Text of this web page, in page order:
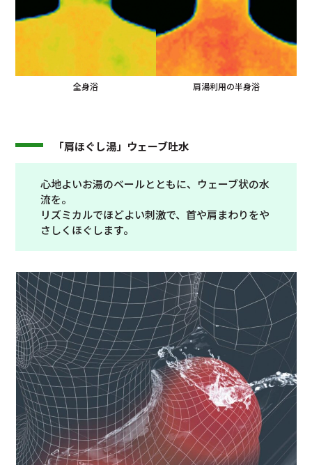
全身浴 肩湯利用の半身浴
「肩ほぐし湯」ウェーブ吐水
心地よいお湯のベールとともに、ウェーブ状の水
流を。
リズミカルでほどよい刺激で、首や肩まわりをや
さしくほぐします。